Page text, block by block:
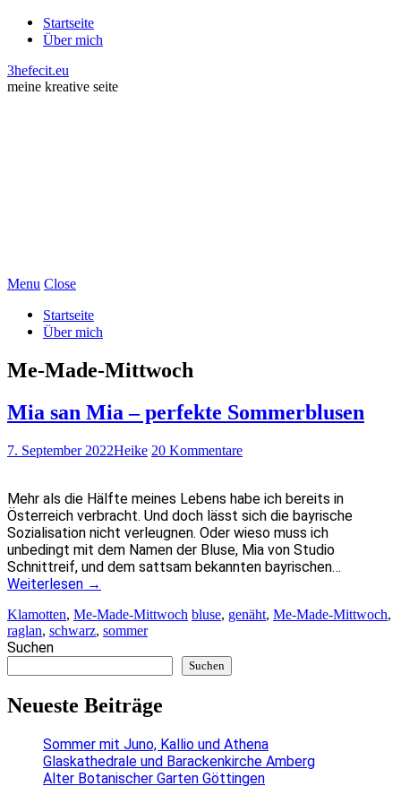
Startseite
Über mich
3hefecit.eu
meine kreative seite
Menu Close
Startseite
Über mich
Me-Made-Mittwoch
Mia san Mia – perfekte Sommerblusen
7. September 2022Heike 20 Kommentare
Mehr als die Hälfte meines Lebens habe ich bereits in
Österreich verbracht. Und doch lässt sich die bayrische
Sozialisation nicht verleugnen. Oder wieso muss ich
unbedingt mit dem Namen der Bluse, Mia von Studio
Schnittreif, und dem sattsam bekannten bayrischen…
Weiterlesen →
Klamotten, Me-Made-Mittwoch bluse, genäht, Me-Made-Mittwoch,
raglan, schwarz, sommer
Suchen
Suchen
Neueste Beiträge
Sommer mit Juno, Kallio und Athena
Glaskathedrale und Barackenkirche Amberg
Alter Botanischer Garten Göttingen